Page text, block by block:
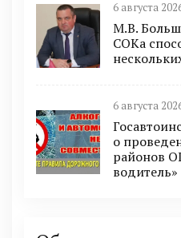
6 августа
М.В.
СОКа
6 августа
о
районов
водитель»